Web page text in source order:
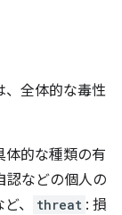
、全体的な毒性
体的な種類の有
認などの個人の
、
threat : 損